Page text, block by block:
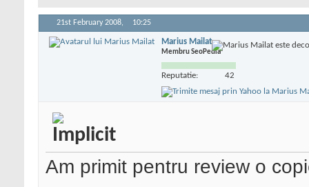
21st February 2008, 10:25
Marius Mailat
Membru SeoPedia
Reputatie: 42
Am primit pentru review o